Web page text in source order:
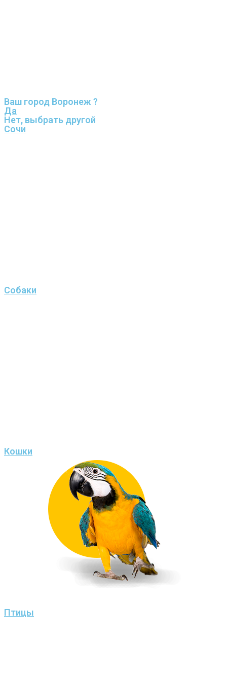
Ваш город Воронеж ?
Да
Нет, выбрать другой
Сочи
Собаки
Кошки
Птицы